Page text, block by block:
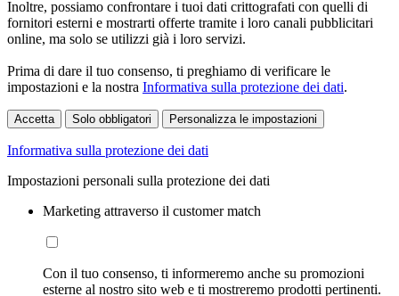
Inoltre, possiamo confrontare i tuoi dati crittografati con quelli di
fornitori esterni e mostrarti offerte tramite i loro canali pubblicitari
online, ma solo se utilizzi già i loro servizi.
Prima di dare il tuo consenso, ti preghiamo di verificare le
impostazioni e la nostra Informativa sulla protezione dei dati.
Accetta Solo obbligatori Personalizza le impostazioni
Informativa sulla protezione dei dati
Impostazioni personali sulla protezione dei dati
Marketing attraverso il customer match
Con il tuo consenso, ti informeremo anche su promozioni
esterne al nostro sito web e ti mostreremo prodotti pertinenti.